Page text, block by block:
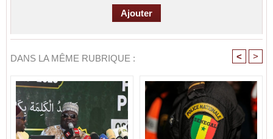
DANS LA MÊME RUBRIQUE : < >